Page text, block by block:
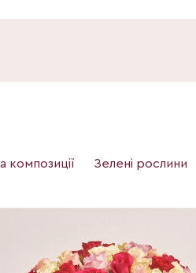
композиції Зелені рослини